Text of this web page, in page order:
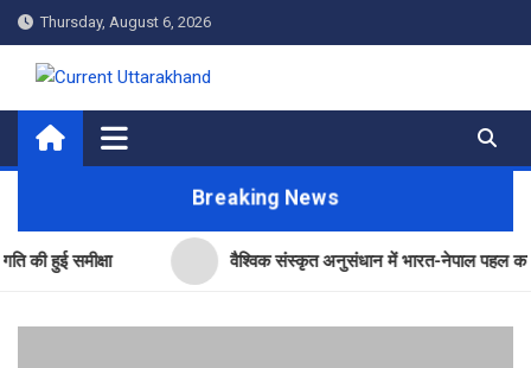
Skip
to
content
Thursday, August 6, 2026
Current Uttarakhand
Breaking News
वैश्विक संस्कृत अनुसंधान में भारत-नेपाल पहल का